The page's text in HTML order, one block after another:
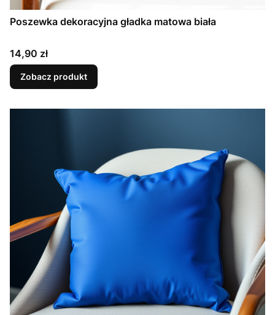
Poszewka dekoracyjna gładka matowa biała
Cena
14,90 zł
Zobacz produkt